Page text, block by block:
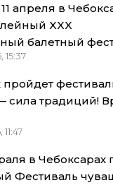
апреля в
XXX
балетный
15:37
пройдет
сила традиций!
в Чебоксарах
Фестиваль